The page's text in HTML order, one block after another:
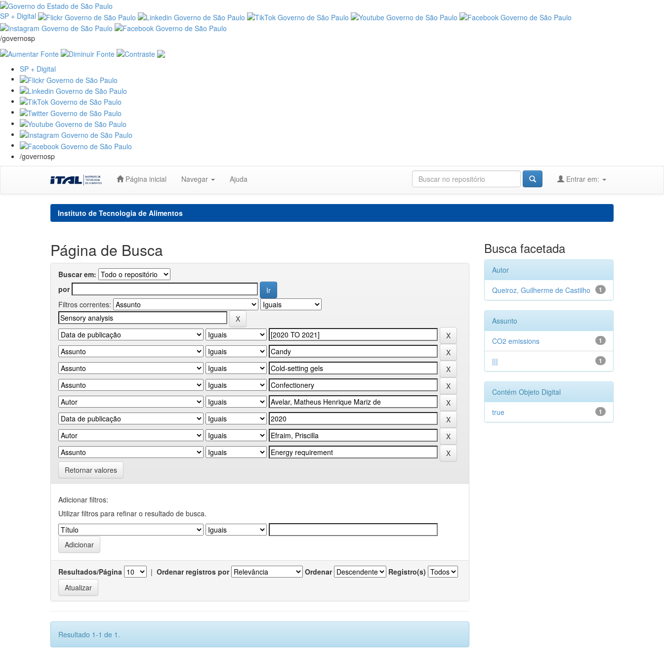
SP + Digital
/governosp
SP + Digital
/governosp
Página inicial Navegar Ajuda Entrar em:
Instituto de Tecnologia de Alimentos
Página de Busca
Buscar em:
por
Filtros correntes:
Retornar valores
Adicionar filtros:
Utilizar filtros para refinar o resultado de busca.
Resultados/Página | Ordenar registros por Ordenar Registro(s)
Resultado 1-1 de 1.
Busca facetada
Autor
1
Queiroz, Guilherme de Castilho
Assunto
1
CO2 emissions
1
|||
Contém Objeto Digital
1
true